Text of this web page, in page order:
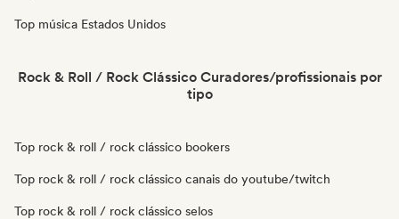
Top música Estados Unidos
Rock & Roll / Rock Clássico Curadores/profissionais por
tipo
Top rock & roll / rock clássico bookers
Top rock & roll / rock clássico canais do youtube/twitch
Top rock & roll / rock clássico selos